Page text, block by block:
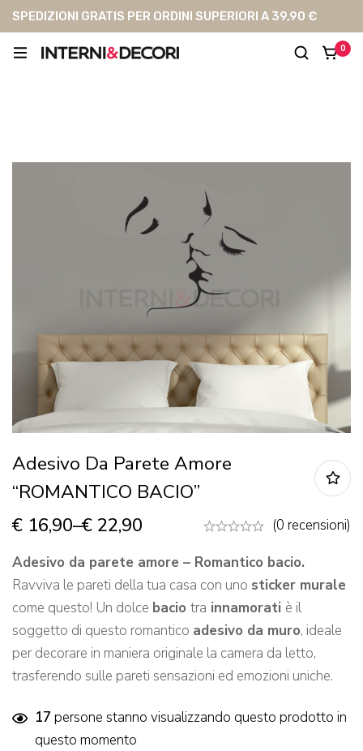
SPEDIZIONI GRATIS PER ORDINI SUPERIORI A 39,90 €
0
Adesivo Da Parete Amore
“ROMANTICO BACIO”
€ 16,90–€ 22,90
(0 recensioni)
Adesivo da parete amore – Romantico bacio.
Ravviva le pareti della tua casa con uno sticker murale
come questo! Un dolce bacio tra innamorati è il
soggetto di questo romantico adesivo da muro, ideale
per decorare in maniera originale la camera da letto,
trasferendo sulle pareti sensazioni ed emozioni uniche.
17 persone stanno visualizzando questo prodotto in
questo momento